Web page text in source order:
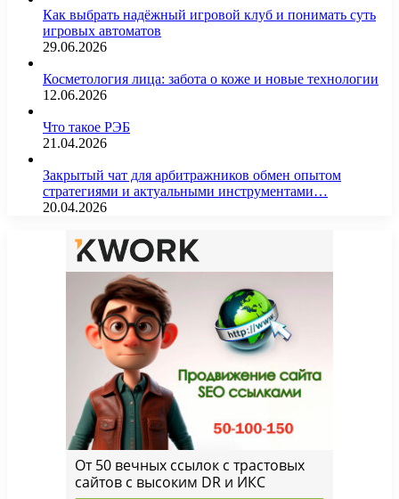
Как выбрать надёжный игровой клуб и понимать суть
игровых автоматов
29.06.2026
Косметология лица: забота о коже и новые технологии
12.06.2026
Что такое РЭБ
21.04.2026
Закрытый чат для арбитражников обмен опытом
стратегиями и актуальными инструментами…
20.04.2026